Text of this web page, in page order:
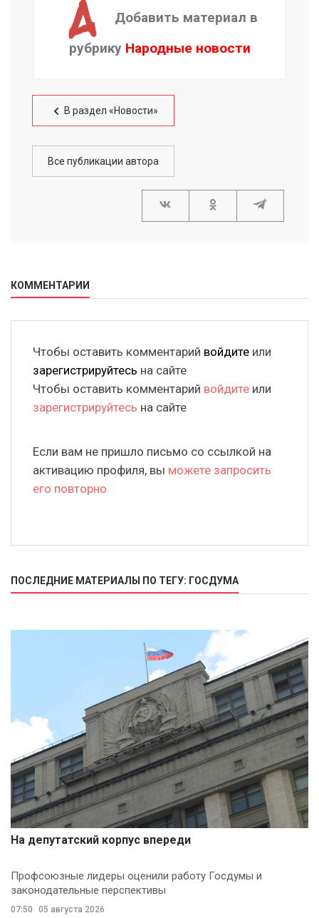
Добавить материал в
рубрику Народные новости
В раздел «Новости»
Все публикации автора
КОММЕНТАРИИ
Чтобы оставить комментарий войдите или
зарегистрируйтесь на сайте
Чтобы оставить комментарий войдите или
зарегистрируйтесь на сайте
Если вам не пришло письмо со ссылкой на
активацию профиля, вы можете запросить
его повторно
ПОСЛЕДНИЕ МАТЕРИАЛЫ ПО ТЕГУ: ГОСДУМА
На депутатский корпус впереди
Профсоюзные лидеры оценили работу Госдумы и
законодательные перспективы
07:50 05 августа 2026